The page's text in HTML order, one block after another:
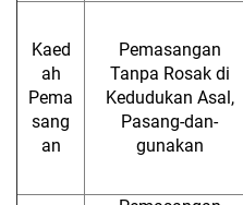
Kaed
ah
Pema
sang
an
Pemasangan
Tanpa Rosak di
Kedudukan Asal,
Pasang-dan-
gunakan